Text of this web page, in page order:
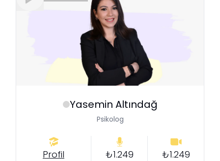
Yasemin Altındağ
Psikolog
Profil ₺1.249 ₺1.249